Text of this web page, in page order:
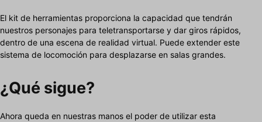
El kit de herramientas proporciona la capacidad que tendrán
nuestros personajes para teletransportarse y dar giros rápidos,
dentro de una escena de realidad virtual. Puede extender este
sistema de locomoción para desplazarse en salas grandes.
¿Qué sigue?
Ahora queda en nuestras manos el poder de utilizar esta